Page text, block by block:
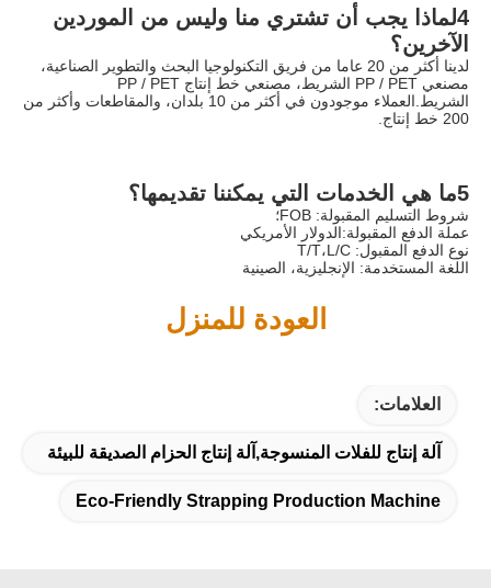
الآخرين؟
200 خط إنتاج.
5ما هي الخدمات التي يمكننا تقديمها؟
شروط التسليم المقبولة: FOB؛
عملة الدفع المقبولة:الدولار الأمريكي
نوع الدفع المقبول: T/T،L/C
اللغة المستخدمة: الإنجليزية، الصينية
العودة للمنزل
العلامات:
آلة إنتاج للفلات المنسوجة,آلة إنتاج الحزام الصديقة للبيئة
Eco-Friendly Strapping Production Machine